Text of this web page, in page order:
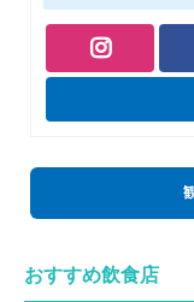
おすすめ飲食店